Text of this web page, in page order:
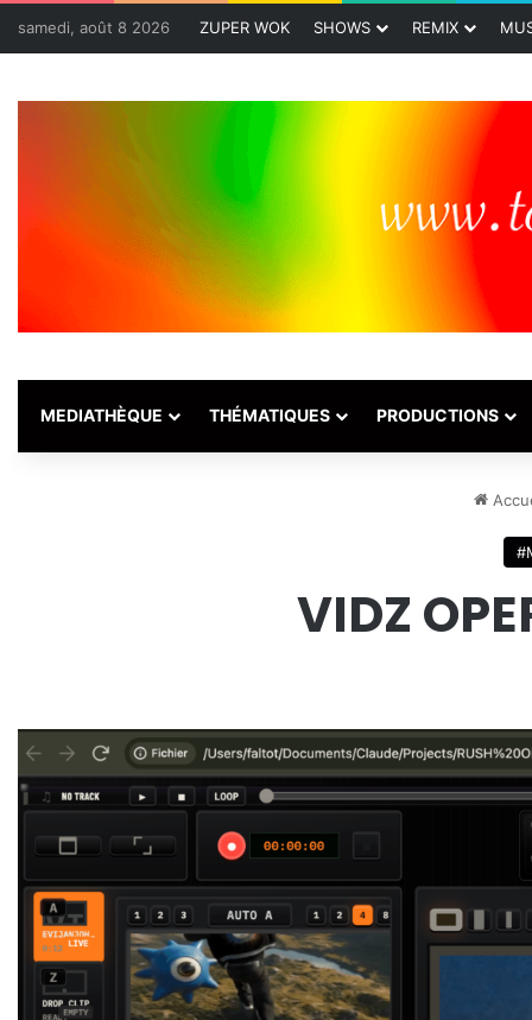
samedi, août 8 2026 ZUPER WOK SHOWS REMIX
MEDIATHÈQUE THÉMATIQUES PRODUCTIONS
VIDZ